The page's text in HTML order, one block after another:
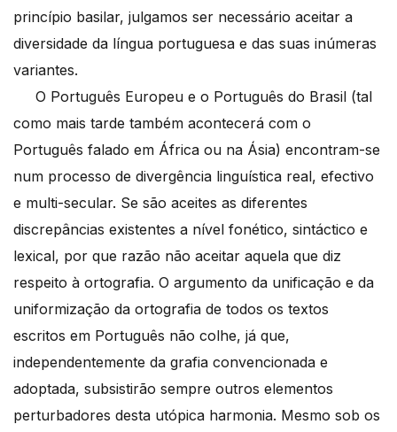
princípio basilar, julgamos ser necessário aceitar a
diversidade da língua portuguesa e das suas inúmeras
variantes.
O Português Europeu e o Português do Brasil (tal
como mais tarde também acontecerá com o
Português falado em África ou na Ásia) encontram-se
num processo de divergência linguística real, efectivo
e multi-secular. Se são aceites as diferentes
discrepâncias existentes a nível fonético, sintáctico e
lexical, por que razão não aceitar aquela que diz
respeito à ortografia. O argumento da unificação e da
uniformização da ortografia de todos os textos
escritos em Português não colhe, já que,
independentemente da grafia convencionada e
adoptada, subsistirão sempre outros elementos
perturbadores desta utópica harmonia. Mesmo sob os